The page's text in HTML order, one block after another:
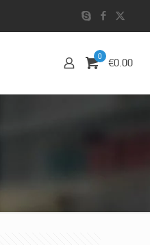
0 €0.00